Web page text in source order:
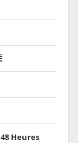
48 Heures